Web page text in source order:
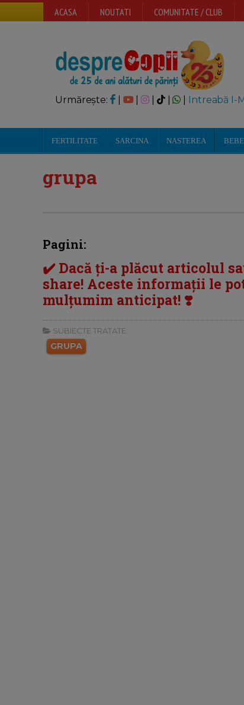
ACASA NOUTATI COMUNITATE / CLUB
Urmărește: | | Intreabă I-
FERTILITATE SARCINA NASTEREA
grupa
Pagini:
✔️ Dacă ți-a plăcut articolul
share! Aceste informații le
mulțumim anticipat! ❣️
SUBIECTE TRATATE:
GRUPA